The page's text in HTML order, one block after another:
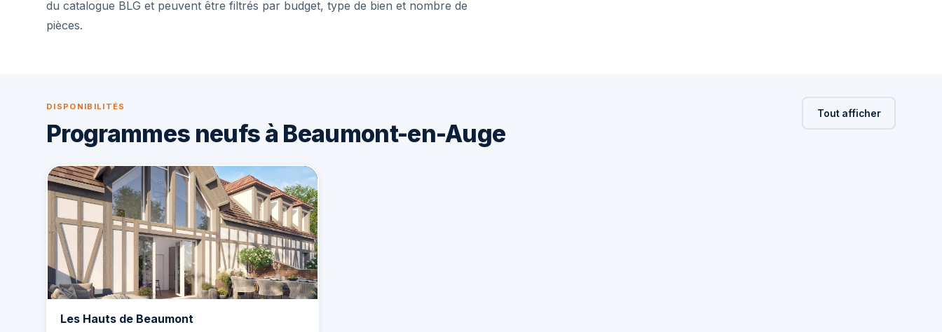
du catalogue BLG et peuvent être filtrés par budget, type de bien et nombre de
pièces.
DISPONIBILITÉS
Programmes neufs à Beaumont-en-Auge
Tout afficher
Les Hauts de Beaumont